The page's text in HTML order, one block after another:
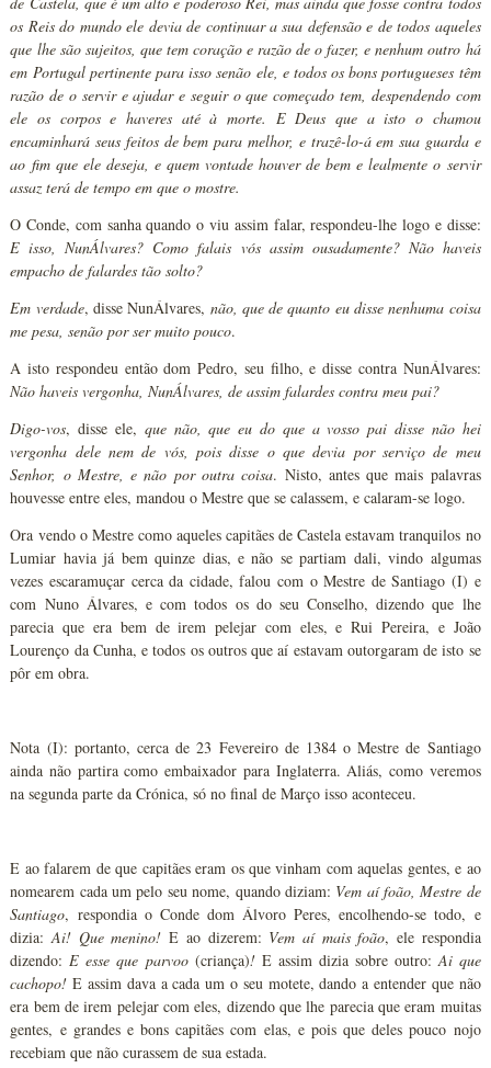
os Reis do mundo ele devia de continuar a sua defensão e de todos aqueles
que lhe são sujeitos, que tem coração e razão de o fazer, e nenhum outro há
em Portugal pertinente para isso senão ele, e todos os bons portugueses têm
razão de o servir e ajudar e seguir o que começado tem, despendendo com
ele os corpos e haveres até à morte. E Deus que a isto o chamou
encaminhará seus feitos de bem para melhor, e trazê-lo-á em sua guarda e
ao fim que ele deseja, e quem vontade houver de bem e lealmente o servir
assaz terá de tempo em que o mostre.
O Conde, com sanha quando o viu assim falar, respondeu-lhe logo e disse:
E isso, NunÁlvares? Como falais vós assim ousadamente? Não haveis
empacho de falardes tão solto?
Em verdade, disse NunÁlvares, não, que de quanto eu disse nenhuma coisa
me pesa, senão por ser muito pouco.
A isto respondeu então dom Pedro, seu filho, e disse contra NunÁlvares:
Não haveis vergonha, NunÁlvares, de assim falardes contra meu pai?
Digo-vos, disse ele, que não, que eu do que a vosso pai disse não hei
vergonha dele nem de vós, pois disse o que devia por serviço de meu
Senhor, o Mestre, e não por outra coisa. Nisto, antes que mais palavras
houvesse entre eles, mandou o Mestre que se calassem, e calaram-se logo.
Ora vendo o Mestre como aqueles capitães de Castela estavam tranquilos no
Lumiar havia já bem quinze dias, e não se partiam dali, vindo algumas
vezes escaramuçar cerca da cidade, falou com o Mestre de Santiago (I) e
com Nuno Álvares, e com todos os do seu Conselho, dizendo que lhe
parecia que era bem de irem pelejar com eles, e Rui Pereira, e João
Lourenço da Cunha, e todos os outros que aí estavam outorgaram de isto se
pôr em obra.
Nota (I): portanto, cerca de 23 Fevereiro de 1384 o Mestre de Santiago
ainda não partira como embaixador para Inglaterra. Aliás, como veremos
na segunda parte da Crónica, só no final de Março isso aconteceu.
E ao falarem de que capitães eram os que vinham com aquelas gentes, e ao
nomearem cada um pelo seu nome, quando diziam: Vem aí foão, Mestre de
Santiago, respondia o Conde dom Álvoro Peres, encolhendo-se todo, e
dizia:Ai! Que menino! E ao dizerem: Vem aí mais foão, ele respondia
dizendo:E esse que parvoo(criança)!E assim dizia sobre outro:Ai que
cachopo! E assim dava a cada um o seu motete, dando a entender que não
era bem de irem pelejar com eles, dizendo que lhe parecia que eram muitas
gentes, e grandes e bons capitães com elas, e pois que deles pouco nojo
recebiam que não curassem de sua estada.